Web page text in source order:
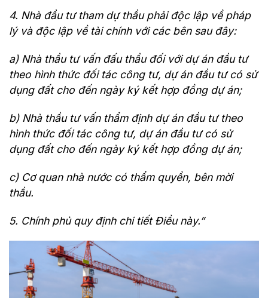
4. Nhà đầu tư tham dự thầu phải độc lập về pháp
lý và độc lập về tài chính với các bên sau đây:
a) Nhà thầu tư vấn đấu thầu đối với dự án đầu tư
theo hình thức đối tác công tư, dự án đầu tư có sử
dụng đất cho đến ngày ký kết hợp đồng dự án;
b) Nhà thầu tư vấn thẩm định dự án đầu tư theo
hình thức đối tác công tư, dự án đầu tư có sử
dụng đất cho đến ngày ký kết hợp đồng dự án;
c) Cơ quan nhà nước có thẩm quyền, bên mời
thầu.
5. Chính phủ quy định chi tiết Điều này.”